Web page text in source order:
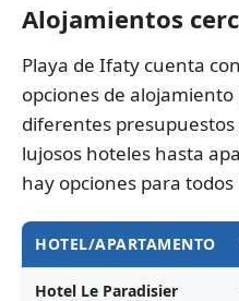
Alojamientos
Playa de Ifaty cuenta
opciones de
diferentes
lujosos hoteles hasta
hay opciones para todos
HOTEL/APARTAMENTO
Hotel Le Paradisier